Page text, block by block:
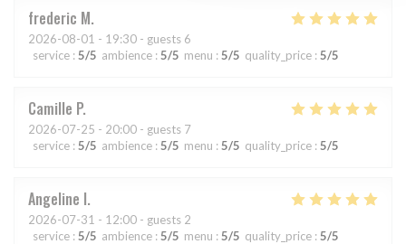
frederic M
2026-08-01 - 19:30 - guests 6
service : 5/5 ambience : 5/5 menu : 5/5 quality_price : 5/5
Camille P
2026-07-25 - 20:00 - guests 7
service : 5/5 ambience : 5/5 menu : 5/5 quality_price : 5/5
Angeline I
2026-07-31 - 12:00 - guests 2
service : 5/5 ambience : 5/5 menu : 5/5 quality_price : 5/5